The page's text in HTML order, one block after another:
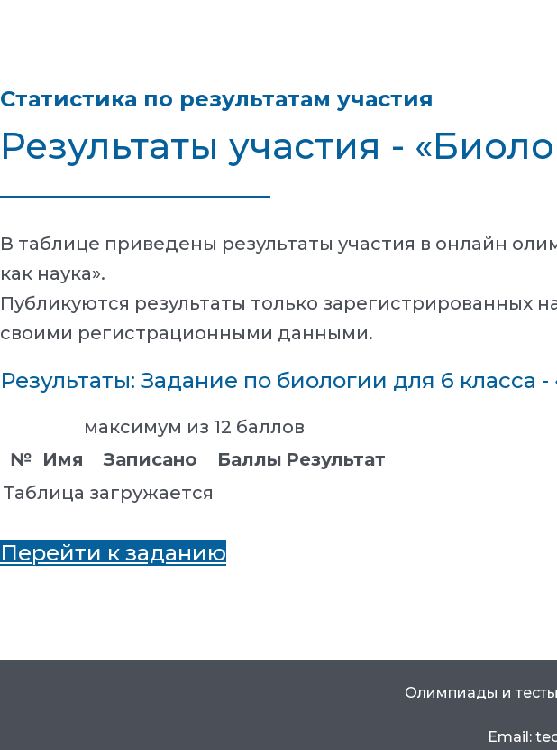
Статистика по результатам участия
Результаты участия -
В таблице приведены результаты участия в онлайн
как наука».
Публикуются результаты только зарегистрированных
своими регистрационными данными.
Результаты: Задание по биологии для 6 класса -
максимум из 12 баллов
№ Имя Записано Баллы Результат
Таблица загружается
Перейти к заданию
Олимпиады и
Email: